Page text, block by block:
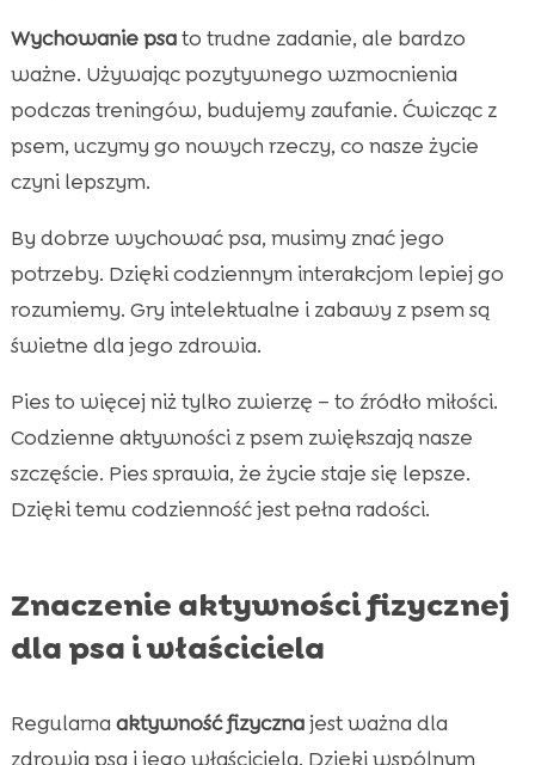
Wychowanie psato trudne zadanie, ale bardzo
ważne. Używając pozytywnego wzmocnienia
podczas treningów, budujemy zaufanie. Ćwicząc z
psem, uczymy go nowych rzeczy, co nasze życie
czyni lepszym.
By dobrze wychować psa, musimy znać jego
potrzeby. Dzięki codziennym interakcjom lepiej go
rozumiemy. Gry intelektualne i zabawy z psem są
świetne dla jego zdrowia.
Pies to więcej niż tylko zwierzę – to źródło miłości.
Codzienne aktywności z psem zwiększają nasze
szczęście. Pies sprawia, że życie staje się lepsze.
Dzięki temu codzienność jest pełna radości.
Znaczenie aktywności fizycznej
dla psa i właściciela
Regularna aktywność fizycznajest ważna dla
zdrowia psa i jego właściciela. Dzięki wspólnym